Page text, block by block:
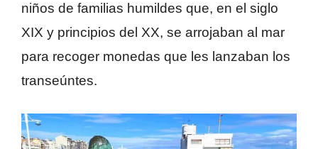
niños de familias humildes que, en el siglo
XIX y principios del XX, se arrojaban al mar
para recoger monedas que les lanzaban los
transeúntes.